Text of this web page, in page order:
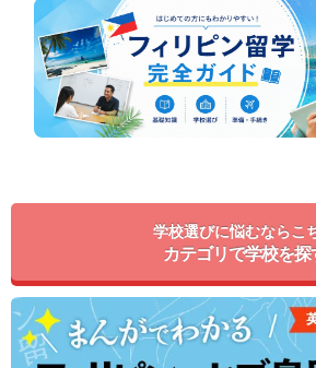
学校選びに悩むならこ
カテゴリで学校を探